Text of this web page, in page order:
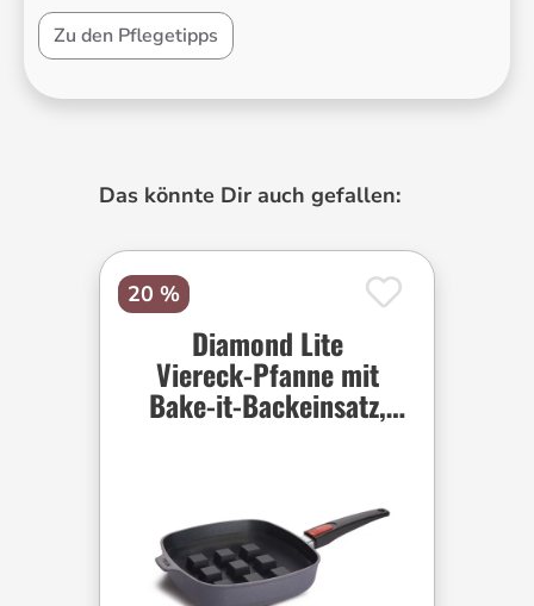
Zu den Pflegetipps
Produktgalerie überspringen
Das könnte Dir auch gefallen:
20 %
Diamond Lite
Viereck-Pfanne mit
Bake-it-Backeinsatz,
viereckig, 24 x 24 cm